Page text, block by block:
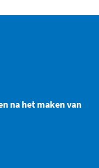
na het maken van